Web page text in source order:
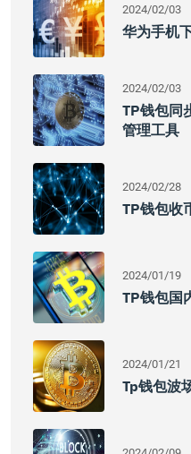
2024/02/03
华为手机
2024/02/03
TP钱包同
管理工具
2024/02/28
TP钱包收
2024/01/19
TP钱包国
2024/01/21
Tp钱包波